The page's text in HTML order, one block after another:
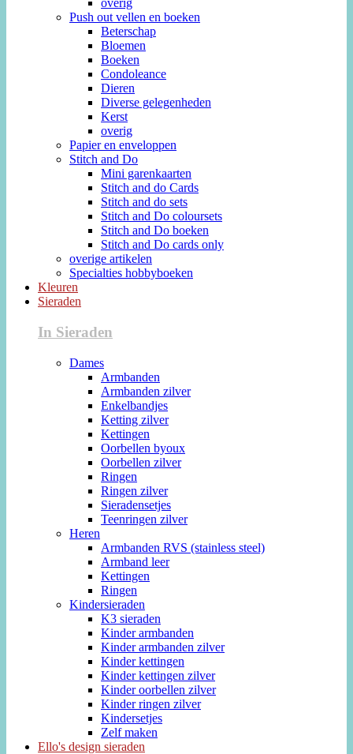
overig
Push out vellen en boeken
Beterschap
Bloemen
Boeken
Condoleance
Dieren
Diverse gelegenheden
Kerst
overig
Papier en enveloppen
Stitch and Do
Mini garenkaarten
Stitch and do Cards
Stitch and do sets
Stitch and Do coloursets
Stitch and Do boeken
Stitch and Do cards only
overige artikelen
Specialties hobbyboeken
Kleuren
Sieraden
In Sieraden
Dames
Armbanden
Armbanden zilver
Enkelbandjes
Ketting zilver
Kettingen
Oorbellen byoux
Oorbellen zilver
Ringen
Ringen zilver
Sieradensetjes
Teenringen zilver
Heren
Armbanden RVS (stainless steel)
Armband leer
Kettingen
Ringen
Kindersieraden
K3 sieraden
Kinder armbanden
Kinder armbanden zilver
Kinder kettingen
Kinder kettingen zilver
Kinder oorbellen zilver
Kinder ringen zilver
Kindersetjes
Zelf maken
Ello's design sieraden